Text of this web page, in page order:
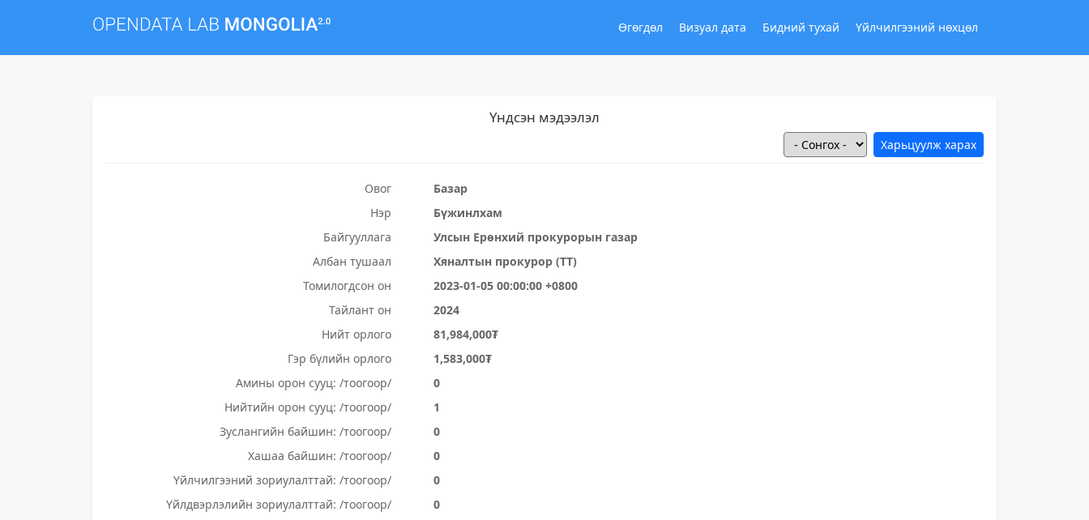
Өгөгдөл Визуал дата Бидний тухай Үйлчилгээний нөхцөл
Үндсэн мэдээлэл
Овог
Базар
Нэр
Бүжинлхам
Байгууллага
Улсын Ерөнхий прокурорын газар
Албан тушаал
Хяналтын прокурор (ТТ)
Томилогдсон он
2023-01-05 00:00:00 +0800
Тайлант он
2024
Нийт орлого
81,984,000₮
Гэр бүлийн орлого
1,583,000₮
Амины орон сууц: /тоогоор/
0
Нийтийн орон сууц: /тоогоор/
1
Зуслангийн байшин: /тоогоор/
0
Хашаа байшин: /тоогоор/
0
Үйлчилгээний зориулалттай: /тоогоор/
0
Үйлдвэрлэлийн зориулалттай: /тоогоор/
0